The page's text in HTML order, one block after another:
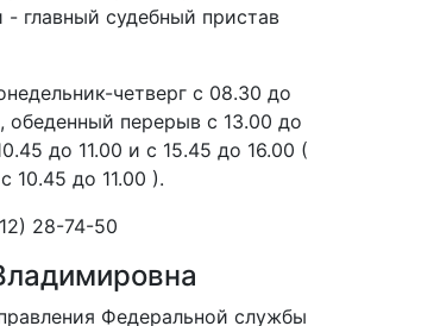
главный судебный пристав
четверг с 08.30 до
обеденный перерыв с 13.00 до
до 11.00 и с 15.45 до 16.00 (
10.45 до 11.00 ).
28-74-50
Федеральной службы